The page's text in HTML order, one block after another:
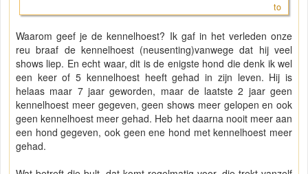
to
Waarom geef je de kennelhoest? Ik gaf in het verleden onze
reu braaf de kennelhoest (neusenting)vanwege dat hij veel
shows liep. En echt waar, dit is de enigste hond die denk ik wel
een keer of 5 kennelhoest heeft gehad in zijn leven. Hij is
helaas maar 7 jaar geworden, maar de laatste 2 jaar geen
kennelhoest meer gegeven, geen shows meer gelopen en ook
geen kennelhoest meer gehad. Heb het daarna nooit meer aan
een hond gegeven, ook geen ene hond met kennelhoest meer
gehad.